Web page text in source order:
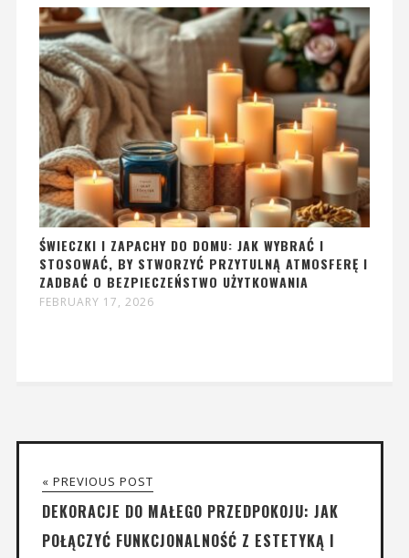
ŚWIECZKI I ZAPACHY DO DOMU: JAK WYBRAĆ I
STOSOWAĆ, BY STWORZYĆ PRZYTULNĄ ATMOSFERĘ I
ZADBAĆ O BEZPIECZEŃSTWO UŻYTKOWANIA
FEBRUARY 17, 2026
« PREVIOUS POST
DEKORACJE DO MAŁEGO PRZEDPOKOJU: JAK
POŁĄCZYĆ FUNKCJONALNOŚĆ Z ESTETYKĄ I